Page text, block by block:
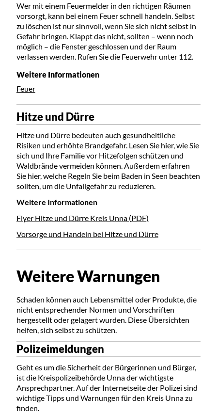
Wer mit einem Feuermelder in den richtigen Räumen
vorsorgt, kann bei einem Feuer schnell handeln. Selbst
zu löschen ist nur sinnvoll, wenn Sie sich nicht selbst in
Gefahr bringen. Klappt das nicht, sollten – wenn noch
möglich – die Fenster geschlossen und der Raum
verlassen werden. Rufen Sie die Feuerwehr unter 112.
Weitere Informationen
Feuer
Hitze und Dürre
Hitze und Dürre bedeuten auch gesundheitliche
Risiken und erhöhte Brandgefahr. Lesen Sie hier, wie Sie
sich und Ihre Familie vor Hitzefolgen schützen und
Waldbrände vermeiden können. Außerdem erfahren
Sie hier, welche Regeln Sie beim Baden in Seen beachten
sollten, um die Unfallgefahr zu reduzieren.
Weitere Informationen
Flyer Hitze und Dürre Kreis Unna (PDF)
Vorsorge und Handeln bei Hitze und Dürre
Weitere Warnungen
Schaden können auch Lebensmittel oder Produkte, die
nicht entsprechender Normen und Vorschriften
hergestellt oder gelagert wurden. Diese Übersichten
helfen, sich selbst zu schützen.
Polizeimeldungen
Geht es um die Sicherheit der Bürgerinnen und Bürger,
ist die Kreispolizeibehörde Unna der wichtigste
Ansprechpartner. Auf der Internetseite der Polizei sind
wichtige Tipps und Warnungen für den Kreis Unna zu
finden.